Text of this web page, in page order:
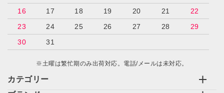
カテゴリー
16
17 18 19 20 21
22
23
24 25 26 27 28
29
30
31
※土曜は繁忙期のみ出荷対応。電話/メールは未対応。